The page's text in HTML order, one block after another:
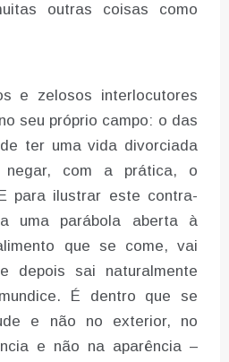
outras coisas como
e zelosos interlocutores
seu próprio campo: o das
ter uma vida divorciada
com a prática, o
para ilustrar este contra-
uma parábola aberta à
que se come, vai
depois sai naturalmente
É dentro que se
e não no exterior, no
e não na aparência –